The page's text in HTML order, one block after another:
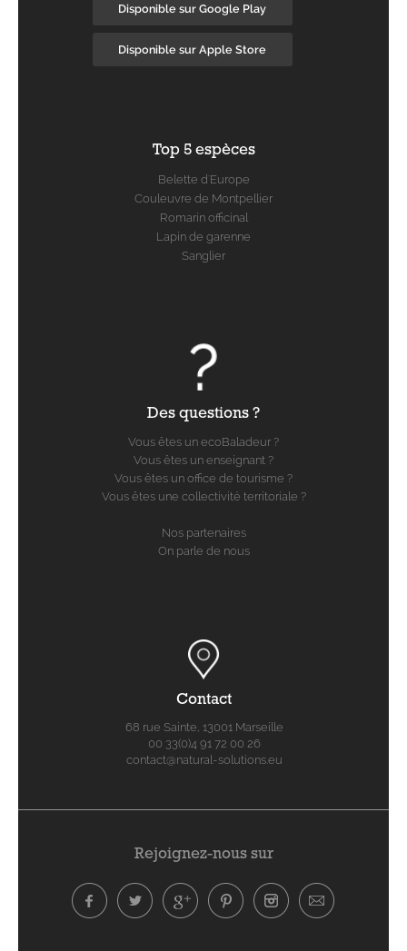
Disponible sur Google Play
Disponible sur Apple Store
Top 5 espèces
Belette d'Europe
Couleuvre de Montpellier
Romarin officinal
Lapin de garenne
Sanglier
Des questions ?
Vous êtes un ecoBaladeur ?
Vous êtes un enseignant ?
Vous êtes un office de tourisme ?
Vous êtes une collectivité territoriale ?
Nos partenaires
On parle de nous
Contact
68 rue Sainte, 13001 Marseille
00 33(0)4 91 72 00 26
contact@natural-solutions.eu
Rejoignez-nous sur